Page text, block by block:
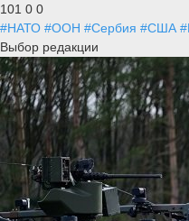
101 0 0
#НАТО #ООН #Сербия #США
Выбор редакции